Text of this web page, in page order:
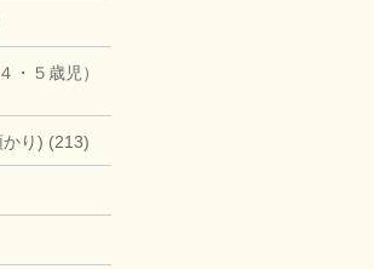
・５歳児）
り) (213)